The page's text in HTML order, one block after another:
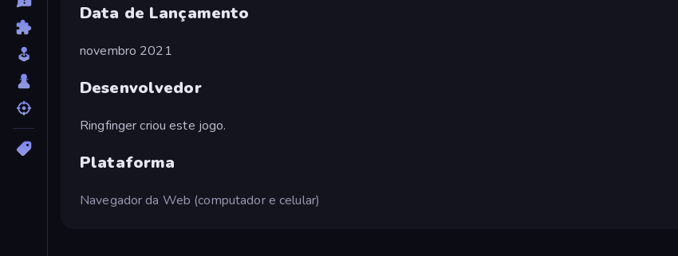
Data de Lançamento
novembro 2021
Desenvolvedor
Ringfinger criou este jogo.
Plataforma
Navegador da Web (computador e celular)